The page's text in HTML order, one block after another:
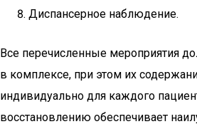
Диспансерное наблюдение.
Все перечисленные мероприятия
в комплексе, при этом их
индивидуально для каждого
восстановлению обеспечивает